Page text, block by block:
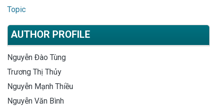
Topic
AUTHOR PROFILE
Nguyễn Đào Tùng
Trương Thị Thủy
Nguyễn Mạnh Thiều
Nguyễn Văn Bình